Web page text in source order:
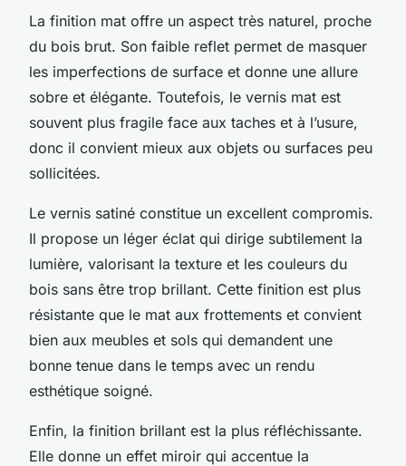
La finition mat offre un aspect très naturel, proche
du bois brut. Son faible reflet permet de masquer
les imperfections de surface et donne une allure
sobre et élégante. Toutefois, le vernis mat est
souvent plus fragile face aux taches et à l’usure,
donc il convient mieux aux objets ou surfaces peu
sollicitées.
Le vernis satiné constitue un excellent compromis.
Il propose un léger éclat qui dirige subtilement la
lumière, valorisant la texture et les couleurs du
bois sans être trop brillant. Cette finition est plus
résistante que le mat aux frottements et convient
bien aux meubles et sols qui demandent une
bonne tenue dans le temps avec un rendu
esthétique soigné.
Enfin, la finition brillant est la plus réfléchissante.
Elle donne un effet miroir qui accentue la